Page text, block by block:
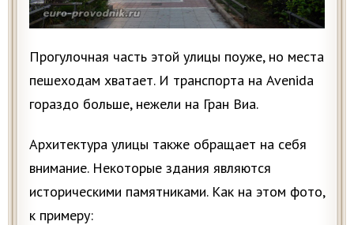
Прогулочная часть этой улицы поуже, но места
пешеходам хватает. И транспорта на Avenida
гораздо больше, нежели на Гран Виа.
Архитектура улицы также обращает на себя
внимание. Некоторые здания являются
историческими памятниками. Как на этом фото,
к примеру: